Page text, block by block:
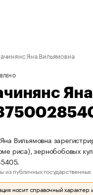
Яна Вильямовна
Вильямовна
риса), зернобобовых
из публичных государственных
носит справочный характер